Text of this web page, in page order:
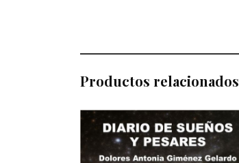
Productos relacionados